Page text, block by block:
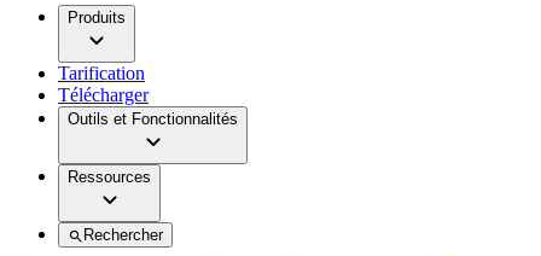
Produits
Tarification
Télécharger
Outils et Fonctionnalités
Ressources
Rechercher